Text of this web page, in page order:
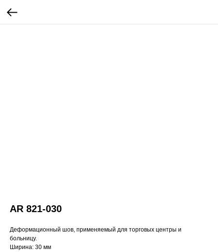
AR 821-030
Деформационный шов, применяемый для торговых центры и
больницу.
Ширина: 30 мм